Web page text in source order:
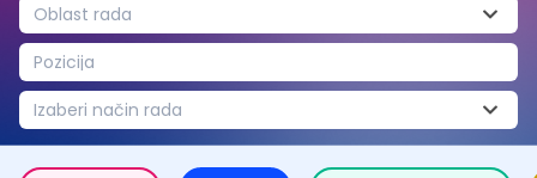
Oblast rada
Pozicija
Izaberi način rada